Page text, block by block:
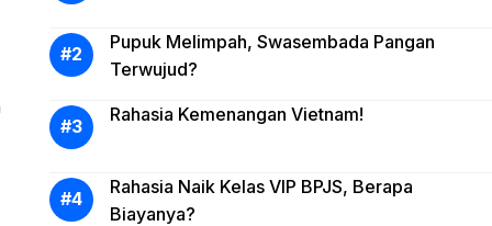
Pupuk Melimpah, Swasembada Pangan
Terwujud?
Rahasia Kemenangan Vietnam!
Rahasia Naik Kelas VIP BPJS, Berapa
Biayanya?